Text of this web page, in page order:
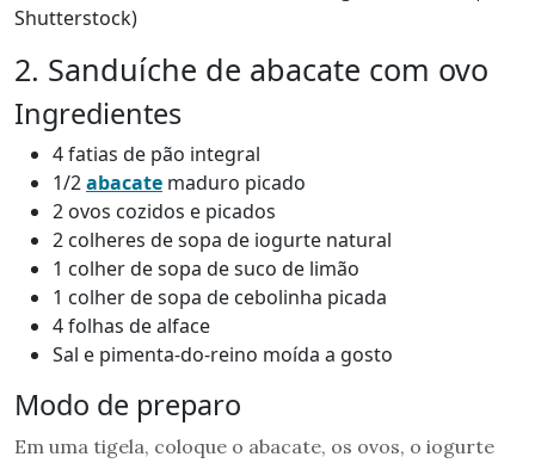
Shutterstock)
2. Sanduíche de abacate com ovo
Ingredientes
4 fatias de pão integral
1/2abacate maduro picado
2 ovos cozidos e picados
2 colheres de sopa de iogurte natural
1 colher de sopa de suco de limão
1 colher de sopa de cebolinha picada
4 folhas de alface
Sal e pimenta-do-reino moída a gosto
Modo de preparo
Em uma tigela, coloque o abacate, os ovos, o iogurte